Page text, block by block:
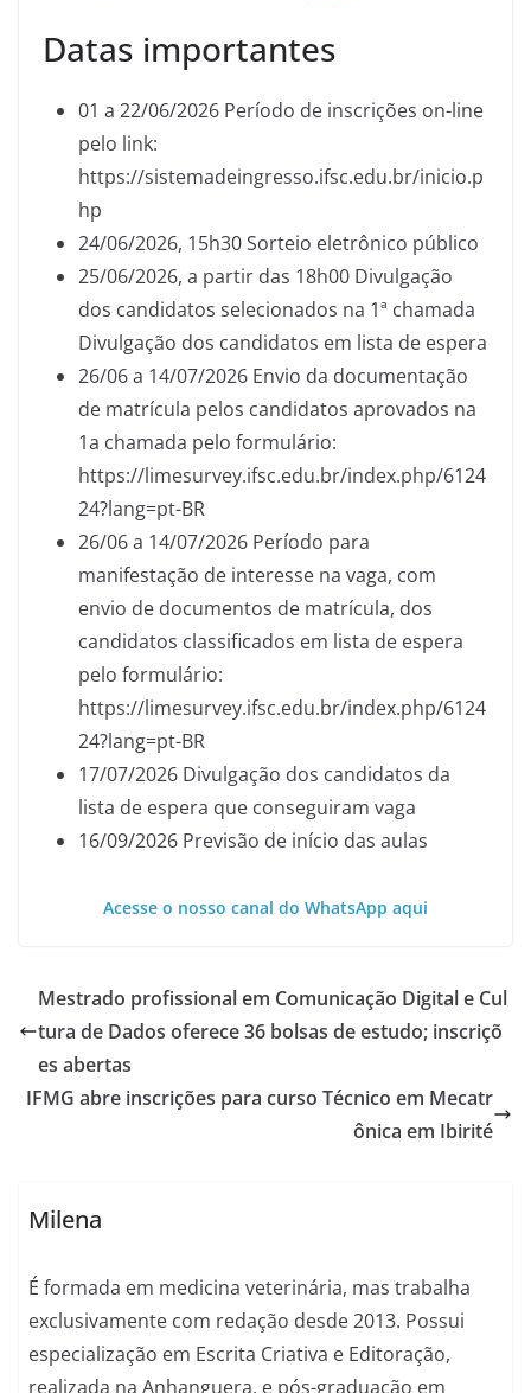
Datas importantes
01 a 22/06/2026 Período de inscrições on-line
pelo link:
https://sistemadeingresso.ifsc.edu.br/inicio.p
hp
24/06/2026, 15h30 Sorteio eletrônico público
25/06/2026, a partir das 18h00 Divulgação
dos candidatos selecionados na 1ª chamada
Divulgação dos candidatos em lista de espera
26/06 a 14/07/2026 Envio da documentação
de matrícula pelos candidatos aprovados na
1a chamada pelo formulário:
https://limesurvey.ifsc.edu.br/index.php/6124
24?lang=pt-BR
26/06 a 14/07/2026 Período para
manifestação de interesse na vaga, com
envio de documentos de matrícula, dos
candidatos classificados em lista de espera
pelo formulário:
https://limesurvey.ifsc.edu.br/index.php/6124
24?lang=pt-BR
17/07/2026 Divulgação dos candidatos da
lista de espera que conseguiram vaga
16/09/2026 Previsão de início das aulas
Acesse o nosso canal do WhatsApp aqui
Mestrado profissional em Comunicação Digital e Cul
tura de Dados oferece 36 bolsas de estudo; inscriçõ
es abertas
IFMG abre inscrições para curso Técnico em Mecatr
ônica em Ibirité
Milena
É formada em medicina veterinária, mas trabalha
exclusivamente com redação desde 2013. Possui
especialização em Escrita Criativa e Editoração,
realizada na Anhanguera, e pós-graduação em